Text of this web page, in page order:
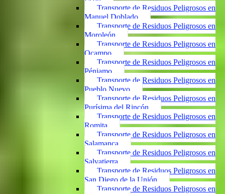
Transporte de Residuos Peligrosos en
Manuel Doblado
Transporte de Residuos Peligrosos en
Moroleón
Transporte de Residuos Peligrosos en
Ocampo
Transporte de Residuos Peligrosos en
Pénjamo
Transporte de Residuos Peligrosos en
Pueblo Nuevo
Transporte de Residuos Peligrosos en
Purísima del Rincón
Transporte de Residuos Peligrosos en
Romita
Transporte de Residuos Peligrosos en
Salamanca
Transporte de Residuos Peligrosos en
Salvatierra
Transporte de Residuos Peligrosos en
San Diego de la Unión
Transporte de Residuos Peligrosos en